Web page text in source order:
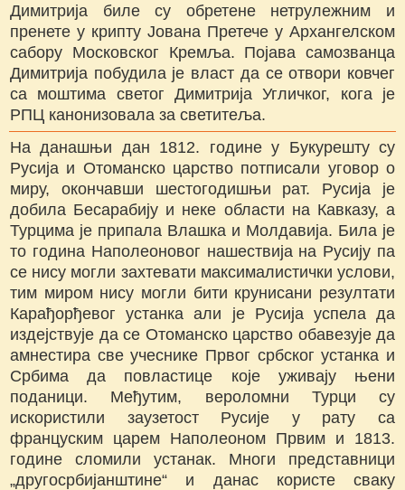
Димитрија биле су обретене нетрулежним и
пренете у крипту Јована Претече у Архангелском
сабору Московског Кремља. Појава самозванца
Димитрија побудила је власт да се отвори ковчег
са моштима светог Димитрија Угличког, кога је
РПЦ канонизовала за светитеља.
На данашњи дан 1812. године у Букурешту су
Русија и Отоманско царство потписали уговор о
миру, окончавши шестогодишњи рат. Русија је
добила Бесарабију и неке области на Кавказу, а
Турцима је припала Влашка и Молдавија. Била је
то година Наполеоновог нашествија на Русију па
се нису могли захтевати максималистички услови,
тим миром нису могли бити крунисани резултати
Карађорђевог устанка али је Русија успела да
издејствује да се Отоманско царство обавезује да
амнестира све учеснике Првог србског устанка и
Србима да повластице које уживају њени
поданици. Међутим, вероломни Турци су
искористили заузетост Русије у рату са
француским царем Наполеоном Првим и 1813.
године сломили устанак. Многи представници
„другосрбијанштине“ и данас користе сваку